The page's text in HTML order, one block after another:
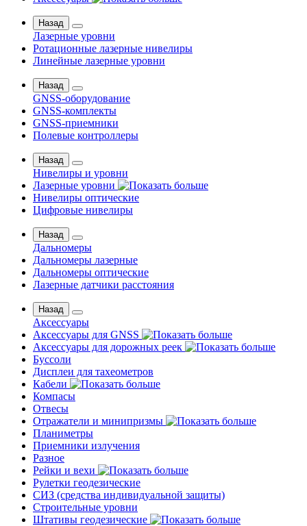
Назад
Лазерные уровни
Ротационные лазерные нивелиры
Линейные лазерные уровни
Назад
GNSS-оборудование
GNSS-комплекты
GNSS-приемники
Полевые контроллеры
Назад
Нивелиры и уровни
Лазерные уровни
Нивелиры оптические
Цифровые нивелиры
Назад
Дальномеры
Дальномеры лазерные
Дальномеры оптические
Лазерные датчики расстояния
Назад
Аксессуары
Аксессуары для GNSS
Аксессуары для дорожных реек
Буссоли
Дисплеи для тахеометров
Кабели
Компасы
Отвесы
Отражатели и минипризмы
Планиметры
Приемники излучения
Разное
Рейки и вехи
Рулетки геодезические
СИЗ (средства индивидуальной защиты)
Строительные уровни
Штативы геодезические